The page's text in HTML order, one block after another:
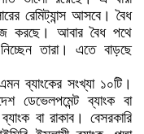
রেমিট্যান্স আসবে। বৈধ
করছে। আবার বৈধ পথে
তারা। এতে বাড়ছে
ব্যাংকের সংখ্যা ১০টি।
ডেভেলপমেন্ট ব্যাংক বা
বা রাকাব। বেসরকারি